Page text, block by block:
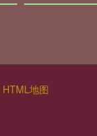
HTML地图